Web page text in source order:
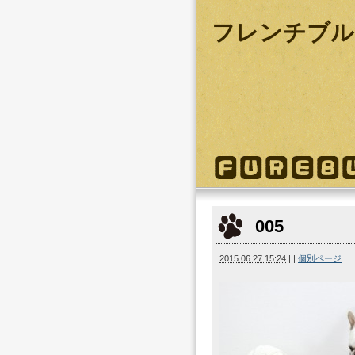
フレンチブ
005
2015.06.27 15:24 | | 個別ページ